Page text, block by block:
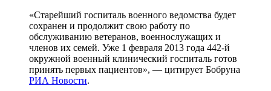
«Старейший госпиталь военного ведомства будет
сохранен и продолжит свою работу по
обслуживанию ветеранов, военнослужащих и
членов их семей. Уже 1 февраля 2013 года 442-й
окружной военный клинический госпиталь готов
принять первых пациентов», — цитирует Бобруна
РИА Новости.